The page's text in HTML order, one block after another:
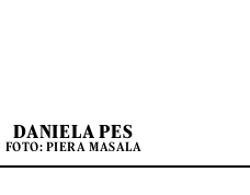
DANIELA PES
FOTO: PIERA MASALA